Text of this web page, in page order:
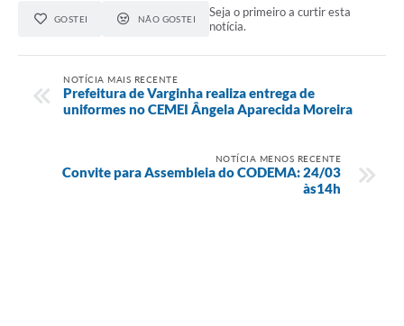
GOSTEI NÃO GOSTEI
Seja o primeiro a curtir esta
notícia.
NOTÍCIA MAIS RECENTE
Prefeitura de Varginha realiza entrega de
uniformes no CEMEI Ângela Aparecida Moreira
NOTÍCIA MENOS RECENTE
Convite para Assembleia do CODEMA: 24/03
às14h